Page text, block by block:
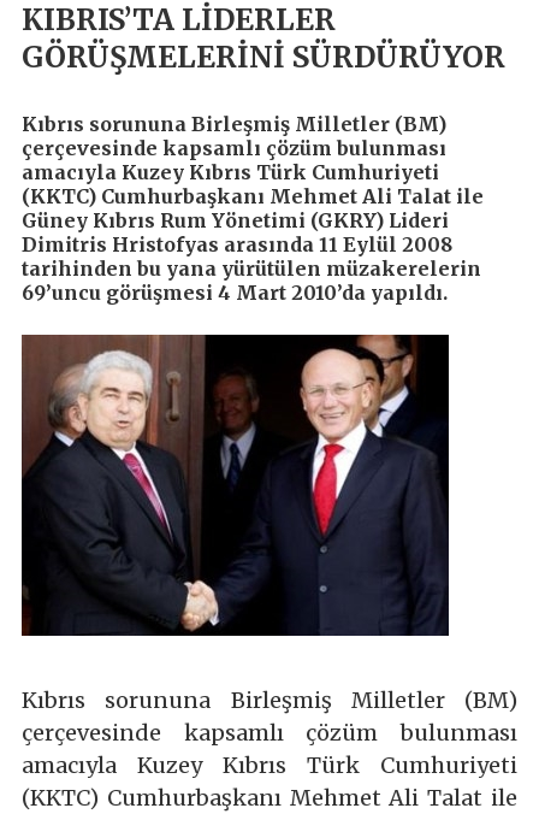
KIBRIS’TA LİDERLER
GÖRÜŞMELERİNİ SÜRDÜRÜYOR
Kıbrıs sorununa Birleşmiş Milletler (BM)
çerçevesinde kapsamlı çözüm bulunması
amacıyla Kuzey Kıbrıs Türk Cumhuriyeti
(KKTC) Cumhurbaşkanı Mehmet Ali Talat ile
Güney Kıbrıs Rum Yönetimi (GKRY) Lideri
Dimitris Hristofyas arasında 11 Eylül 2008
tarihinden bu yana yürütülen müzakerelerin
69’uncu görüşmesi 4 Mart 2010’da yapıldı.
Kıbrıs sorununa Birleşmiş Milletler (BM)
çerçevesinde kapsamlı çözüm bulunması
amacıyla Kuzey Kıbrıs Türk Cumhuriyeti
(KKTC) Cumhurbaşkanı Mehmet Ali Talat ile